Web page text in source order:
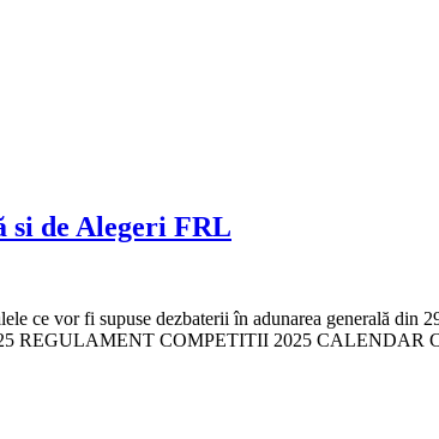
si de Alegeri FRL
ce vor fi supuse dezbaterii în adunarea generală
REGULAMENT COMPETITII 2025